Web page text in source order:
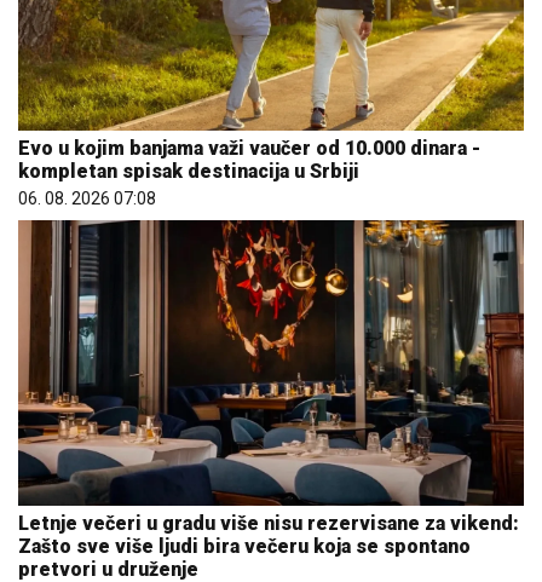
Evo u kojim banjama važi vaučer od 10.000 dinara -
kompletan spisak destinacija u Srbiji
06. 08. 2026 07:08
Letnje večeri u gradu više nisu rezervisane za vikend:
Zašto sve više ljudi bira večeru koja se spontano
pretvori u druženje